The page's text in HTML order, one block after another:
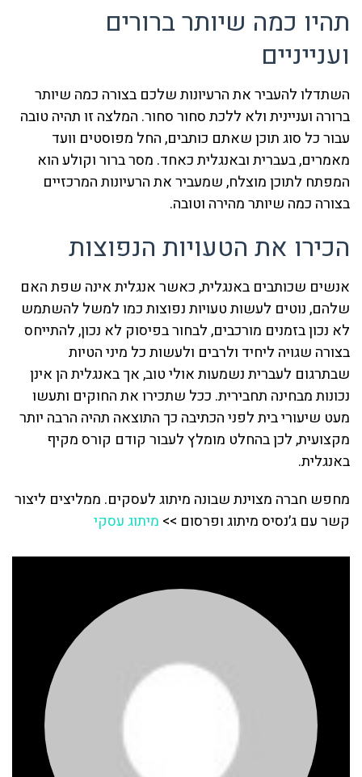
תהיו כמה שיותר ברורים
וענייניים
השתדלו להעביר את הרעיונות שלכם בצורה כמה שיותר
ברורה ועניינית ולא ללכת סחור סחור. המלצה זו תהיה טובה
עבור כל סוג תוכן שאתם כותבים, החל מפוסטים וועד
מאמרים, בעברית ובאנגלית כאחד. מסר ברור וקולע הוא
המפתח לתוכן מוצלח, שמעביר את הרעיונות המרכזיים
בצורה כמה שיותר מהירה וטובה.
הכירו את הטעויות הנפוצות
אנשים שכותבים באנגלית, כאשר אנגלית אינה שפת האם
שלהם, נוטים לעשות טעויות נפוצות כמו למשל להשתמש
לא נכון בזמנים מורכבים, לבחור בפיסוק לא נכון, להתייחס
בצורה שגויה ליחיד ולרבים ולעשות כל מיני הטיות
שבתרגום לעברית נשמעות אולי טוב, אך באנגלית הן אינן
נכונות מבחינה תחבירית. ככל שתכירו את החוקים ותעשו
מעט שיעורי בית לפני הכתיבה כך התוצאה תהיה הרבה יותר
מקצועית, לכן בהחלט מומלץ לעבור קודם קורס מקיף
באנגלית.
מחפש חברה מצוינת שבונה מיתוג לעסקים. ממליצים ליצור
קשר עם ג׳נסיס מיתוג ופרסום >> מיתוג עסקי